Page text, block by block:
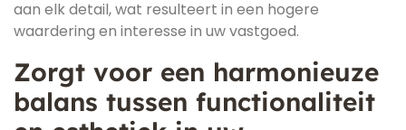
aan elk detail, wat resulteert in een hogere
waardering en interesse in uw vastgoed.
Zorgt voor een harmonieuze
balans tussen functionaliteit